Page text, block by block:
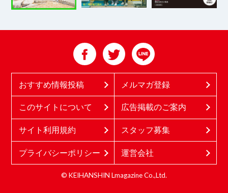
おすすめ情報投稿 メルマガ登録
このサイトについて 広告掲載のご案内
サイト利用規約 スタッフ募集
プライバシーポリシー 運営会社
© KEIHANSHIN Lmagazine Co.,Ltd.